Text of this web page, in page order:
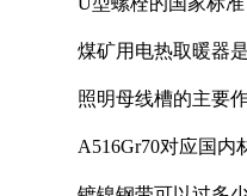
煤矿用电热取暖器
照明母线槽的主要
A516Gr70对应国内